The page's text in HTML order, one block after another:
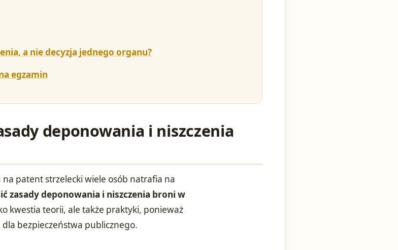
a nie decyzja jednego organu?
egzamin
deponowania i niszczenia
patent strzelecki wiele osób natrafia na
zasady deponowania i niszczenia broni w
kwestia teorii, ale także praktyki, ponieważ
bezpieczeństwa publicznego.